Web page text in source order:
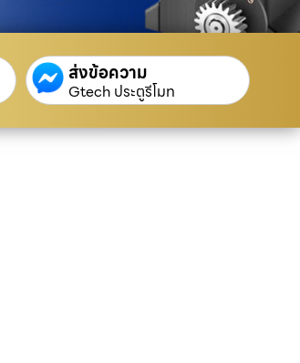
ส่งข้อความ
Gtech ประตูรีโมท